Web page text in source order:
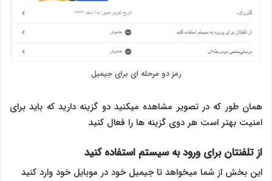
رمز دو مرحله ای برای جیمیل
همان طور که در تصویر مشاهده میکنید دو گزینه دارید که باید برای
امنیت بهتر است هر دوی گزینه ها را فعال کنید
از تلفنتان برای ورود به سیستم استفاده کنید
این بخش از شما میخواهد تا جیمیل خود در موبایل خود وارد کنید